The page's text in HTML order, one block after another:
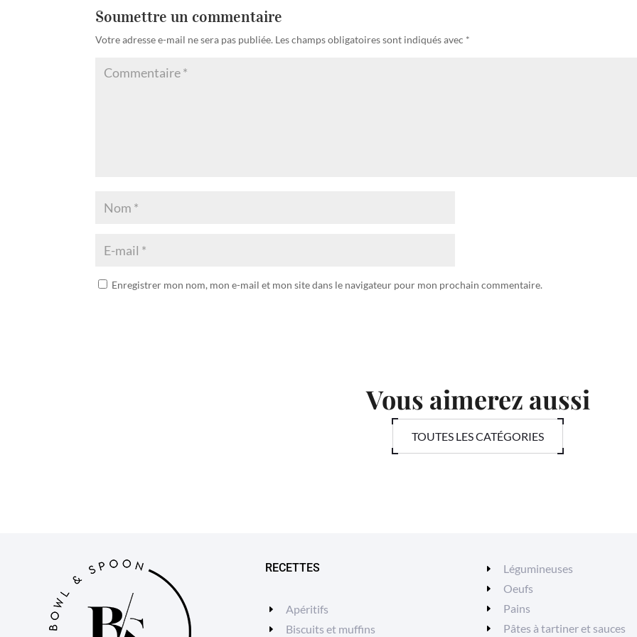
Soumettre un commentaire
Votre adresse e-mail ne sera pas publiée. Les champs obligatoires sont indiqués avec *
Enregistrer mon nom, mon e-mail et mon site dans le navigateur pour mon prochain commentaire.
Vous aimerez aussi
TOUTES LES CATÉGORIES
RECETTES
Apéritifs
Biscuits et muffins
Légumineuses
Oeufs
Pains
Pâtes à tartiner et sauces